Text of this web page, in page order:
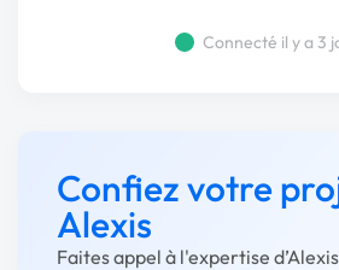
Connecté il y a 3
Confiez votre
Alexis
Faites appel à l'expertise